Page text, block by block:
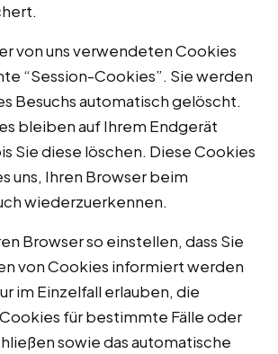
von uns verwendeten Cookies
“Session-Cookies”. Sie werden
Besuchs automatisch gelöscht.
bleiben auf Ihrem Endgerät
Sie diese löschen. Diese Cookies
uns, Ihren Browser beim
wiederzuerkennen.
Browser so einstellen, dass Sie
von Cookies informiert werden
im Einzelfall erlauben, die
für bestimmte Fälle oder
sowie das automatische